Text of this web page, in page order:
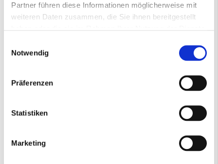
Partner führen diese Informationen möglicherweise mit
weiteren Daten zusammen, die Sie ihnen bereitgestellt
Notwendig
Präferenzen
Statistiken
Marketing
Mehr
Informationen
Gewebeschleifband
001400895
457
Datenblatt